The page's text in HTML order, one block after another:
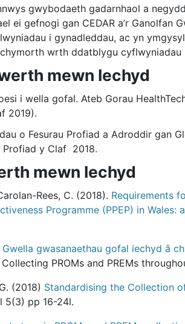
gwybodaeth gadarnhaol a
gefnogi gan CEDAR a’r Ganolfan
i gynadleddau, ac yn
wrth ddatblygu cyflwyniadau
mewn Iechyd
i wella gofal. Ateb Gorau
2019).
o Fesurau Profiad a Adroddir gan
Profiad y Claf 2018.
mewn Iechyd
Rees, C. (2018). Requirements
Programme (PPEP) in
Gwella gwasanaethau gofal iechyd â
PROMs and PREMs
(2018) Standardising the Collection
5(3) pp 16-24l.